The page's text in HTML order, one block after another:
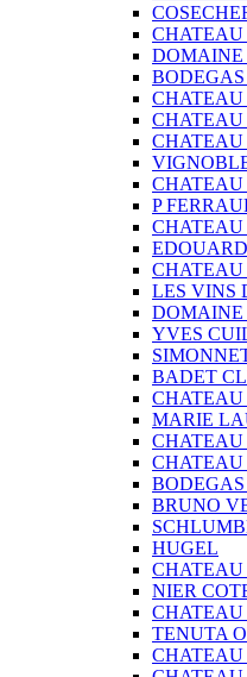
CHATEAU
DOMAINE
P
CHATEAU
CHATEAU
LES VINS
DOMAINE
YVES
BADET
CHATEAU
MARIE
BRUNO
HUGEL
NIER
CHATEAU
TENUTA